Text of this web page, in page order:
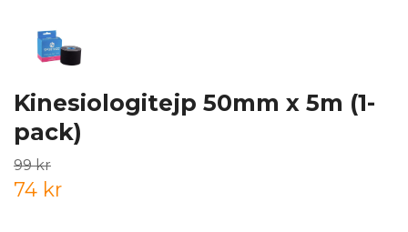
Kinesiologitejp 50mm x 5m (1-
pack)
99 kr
74 kr